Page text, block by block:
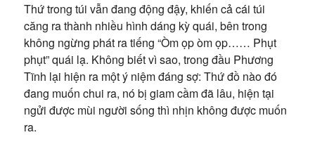
Thứ trong túi vẫn đang động đậy, khiến cả cái túi
căng ra thành nhiều hình dáng kỳ quái, bên trong
không ngừng phát ra tiếng “Òm ọp òm ọp…… Phụt
phụt” quái lạ. Không biết vì sao, trong đầu Phương
Tĩnh lại hiện ra một ý niệm đáng sợ: Thứ đồ nào đó
đang muốn chui ra, nó bị giam cầm đã lâu, hiện tại
ngửi được mùi người sống thì nhịn không được muốn
ra.